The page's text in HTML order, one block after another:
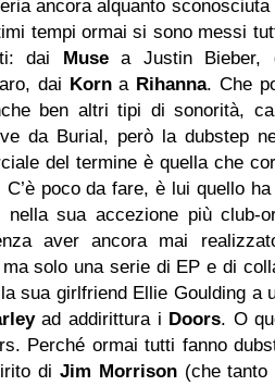
ancora alquanto
tempi ormai si sono messi
dai Musea Justin Bieber,
dai Korna Rihanna. Che
ben altri tipi di sonorità,
da Burial, però la dubstep
del termine è quella che
C’è poco da fare, è lui quello
nella sua accezione più club-
aver ancora mai
solo una serie di EP e di
sua girlfriend Ellie Goulding a
ad addirittura i Doors. O
Perché ormai tutti fanno
di Jim Morrison(che tanto